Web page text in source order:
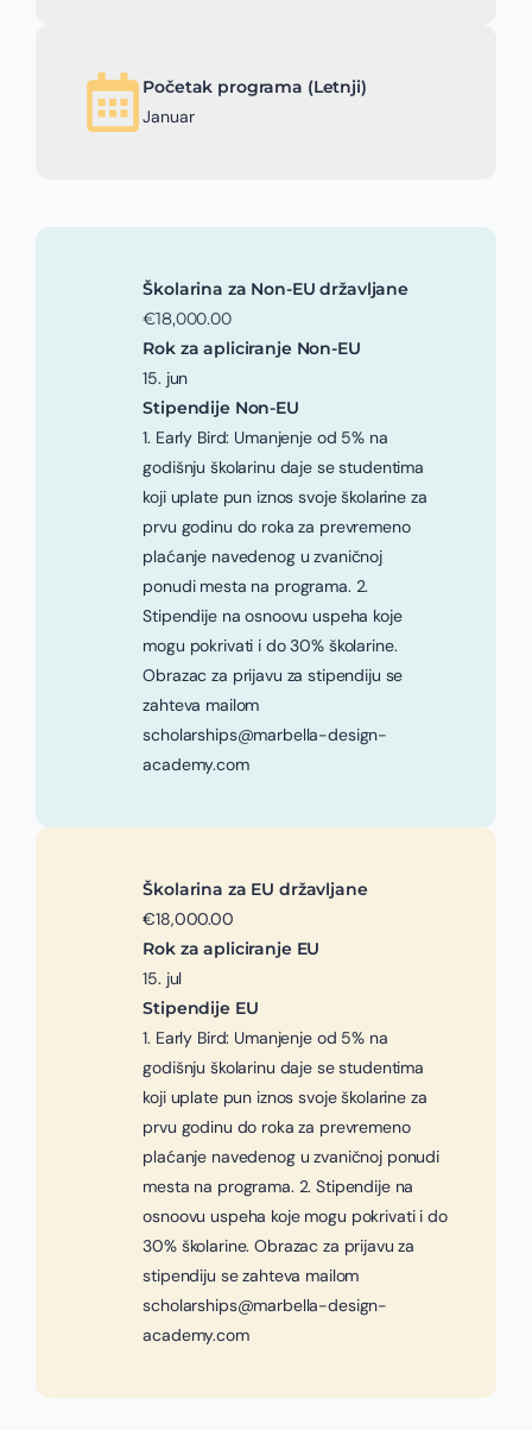
Početak programa (Letnji)
Januar
Školarina za Non-EU državljane
€18,000.00
Rok za apliciranje Non-EU
15. jun
Stipendije Non-EU
1. Early Bird: Umanjenje od 5% na
godišnju školarinu daje se studentima
koji uplate pun iznos svoje školarine za
prvu godinu do roka za prevremeno
plaćanje navedenog u zvaničnoj
ponudi mesta na programa. 2.
Stipendije na osnoovu uspeha koje
mogu pokrivati i do 30% školarine.
Obrazac za prijavu za stipendiju se
zahteva mailom
scholarships@marbella-design-
academy.com
Školarina za EU državljane
€18,000.00
Rok za apliciranje EU
15. jul
Stipendije EU
1. Early Bird: Umanjenje od 5% na
godišnju školarinu daje se studentima
koji uplate pun iznos svoje školarine za
prvu godinu do roka za prevremeno
plaćanje navedenog u zvaničnoj ponudi
mesta na programa. 2. Stipendije na
osnoovu uspeha koje mogu pokrivati i do
30% školarine. Obrazac za prijavu za
stipendiju se zahteva mailom
scholarships@marbella-design-
academy.com